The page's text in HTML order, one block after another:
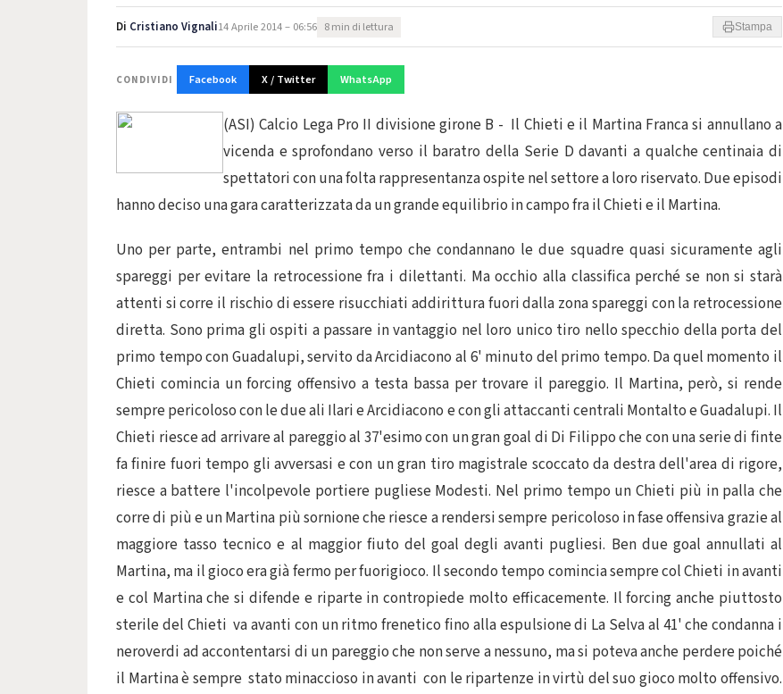
Di Cristiano Vignali14 Aprile 2014 – 06:56 8 min di lettura Stampa
CONDIVIDI Facebook X / Twitter WhatsApp
(ASI) Calcio Lega Pro II divisione girone B - Il Chieti e il Martina Franca si annullano a
vicenda e sprofondano verso il baratro della Serie D davanti a qualche centinaia di
spettatori con una folta rappresentanza ospite nel settore a loro riservato. Due episodi
hanno deciso una gara caratterizzata da un grande equilibrio in campo fra il Chieti e il Martina.
Uno per parte, entrambi nel primo tempo che condannano le due squadre quasi sicuramente agli
spareggi per evitare la retrocessione fra i dilettanti. Ma occhio alla classifica perché se non si starà
attenti si corre il rischio di essere risucchiati addirittura fuori dalla zona spareggi con la retrocessione
diretta. Sono prima gli ospiti a passare in vantaggio nel loro unico tiro nello specchio della porta del
primo tempo con Guadalupi, servito da Arcidiacono al 6' minuto del primo tempo. Da quel momento il
Chieti comincia un forcing offensivo a testa bassa per trovare il pareggio. Il Martina, però, si rende
sempre pericoloso con le due ali Ilari e Arcidiacono e con gli attaccanti centrali Montalto e Guadalupi. Il
Chieti riesce ad arrivare al pareggio al 37'esimo con un gran goal di Di Filippo che con una serie di finte
fa finire fuori tempo gli avversasi e con un gran tiro magistrale scoccato da destra dell'area di rigore,
riesce a battere l'incolpevole portiere pugliese Modesti. Nel primo tempo un Chieti più in palla che
corre di più e un Martina più sornione che riesce a rendersi sempre pericoloso in fase offensiva grazie al
maggiore tasso tecnico e al maggior fiuto del goal degli avanti pugliesi. Ben due goal annullati al
Martina, ma il gioco era già fermo per fuorigioco. Il secondo tempo comincia sempre col Chieti in avanti
e col Martina che si difende e riparte in contropiede molto efficacemente. Il forcing anche piuttosto
sterile del Chieti va avanti con un ritmo frenetico fino alla espulsione di La Selva al 41' che condanna i
neroverdi ad accontentarsi di un pareggio che non serve a nessuno, ma si poteva anche perdere poiché
il Martina è sempre stato minaccioso in avanti con le ripartenze in virtù del suo gioco molto offensivo.